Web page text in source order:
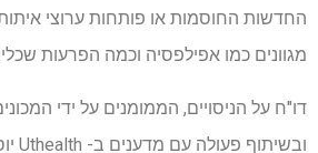
החדשות החוסמות או פותחות ערוצי
מגוונים כמו אפילפסיה וכמה הפרעות
דו"ח על הניסויים, הממומנים על ידי